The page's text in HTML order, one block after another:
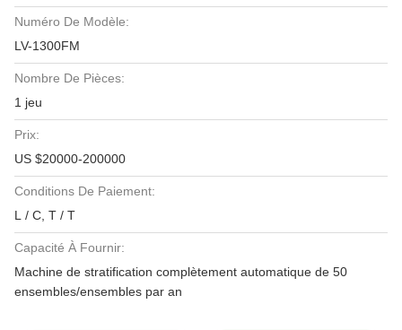
Numéro De Modèle:
LV-1300FM
Nombre De Pièces:
1 jeu
Prix:
US $20000-200000
Conditions De Paiement:
L / C, T / T
Capacité À Fournir:
Machine de stratification complètement automatique de 50
ensembles/ensembles par an